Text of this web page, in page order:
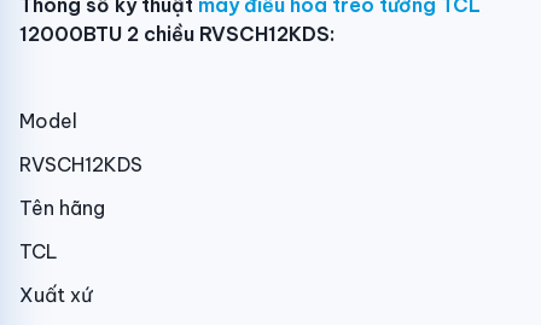
Thông số ký thuật máy điều hòa treo tường TCL
12000BTU 2 chiều RVSCH12KDS:
Model
RVSCH12KDS
Tên hãng
TCL
Xuất xứ